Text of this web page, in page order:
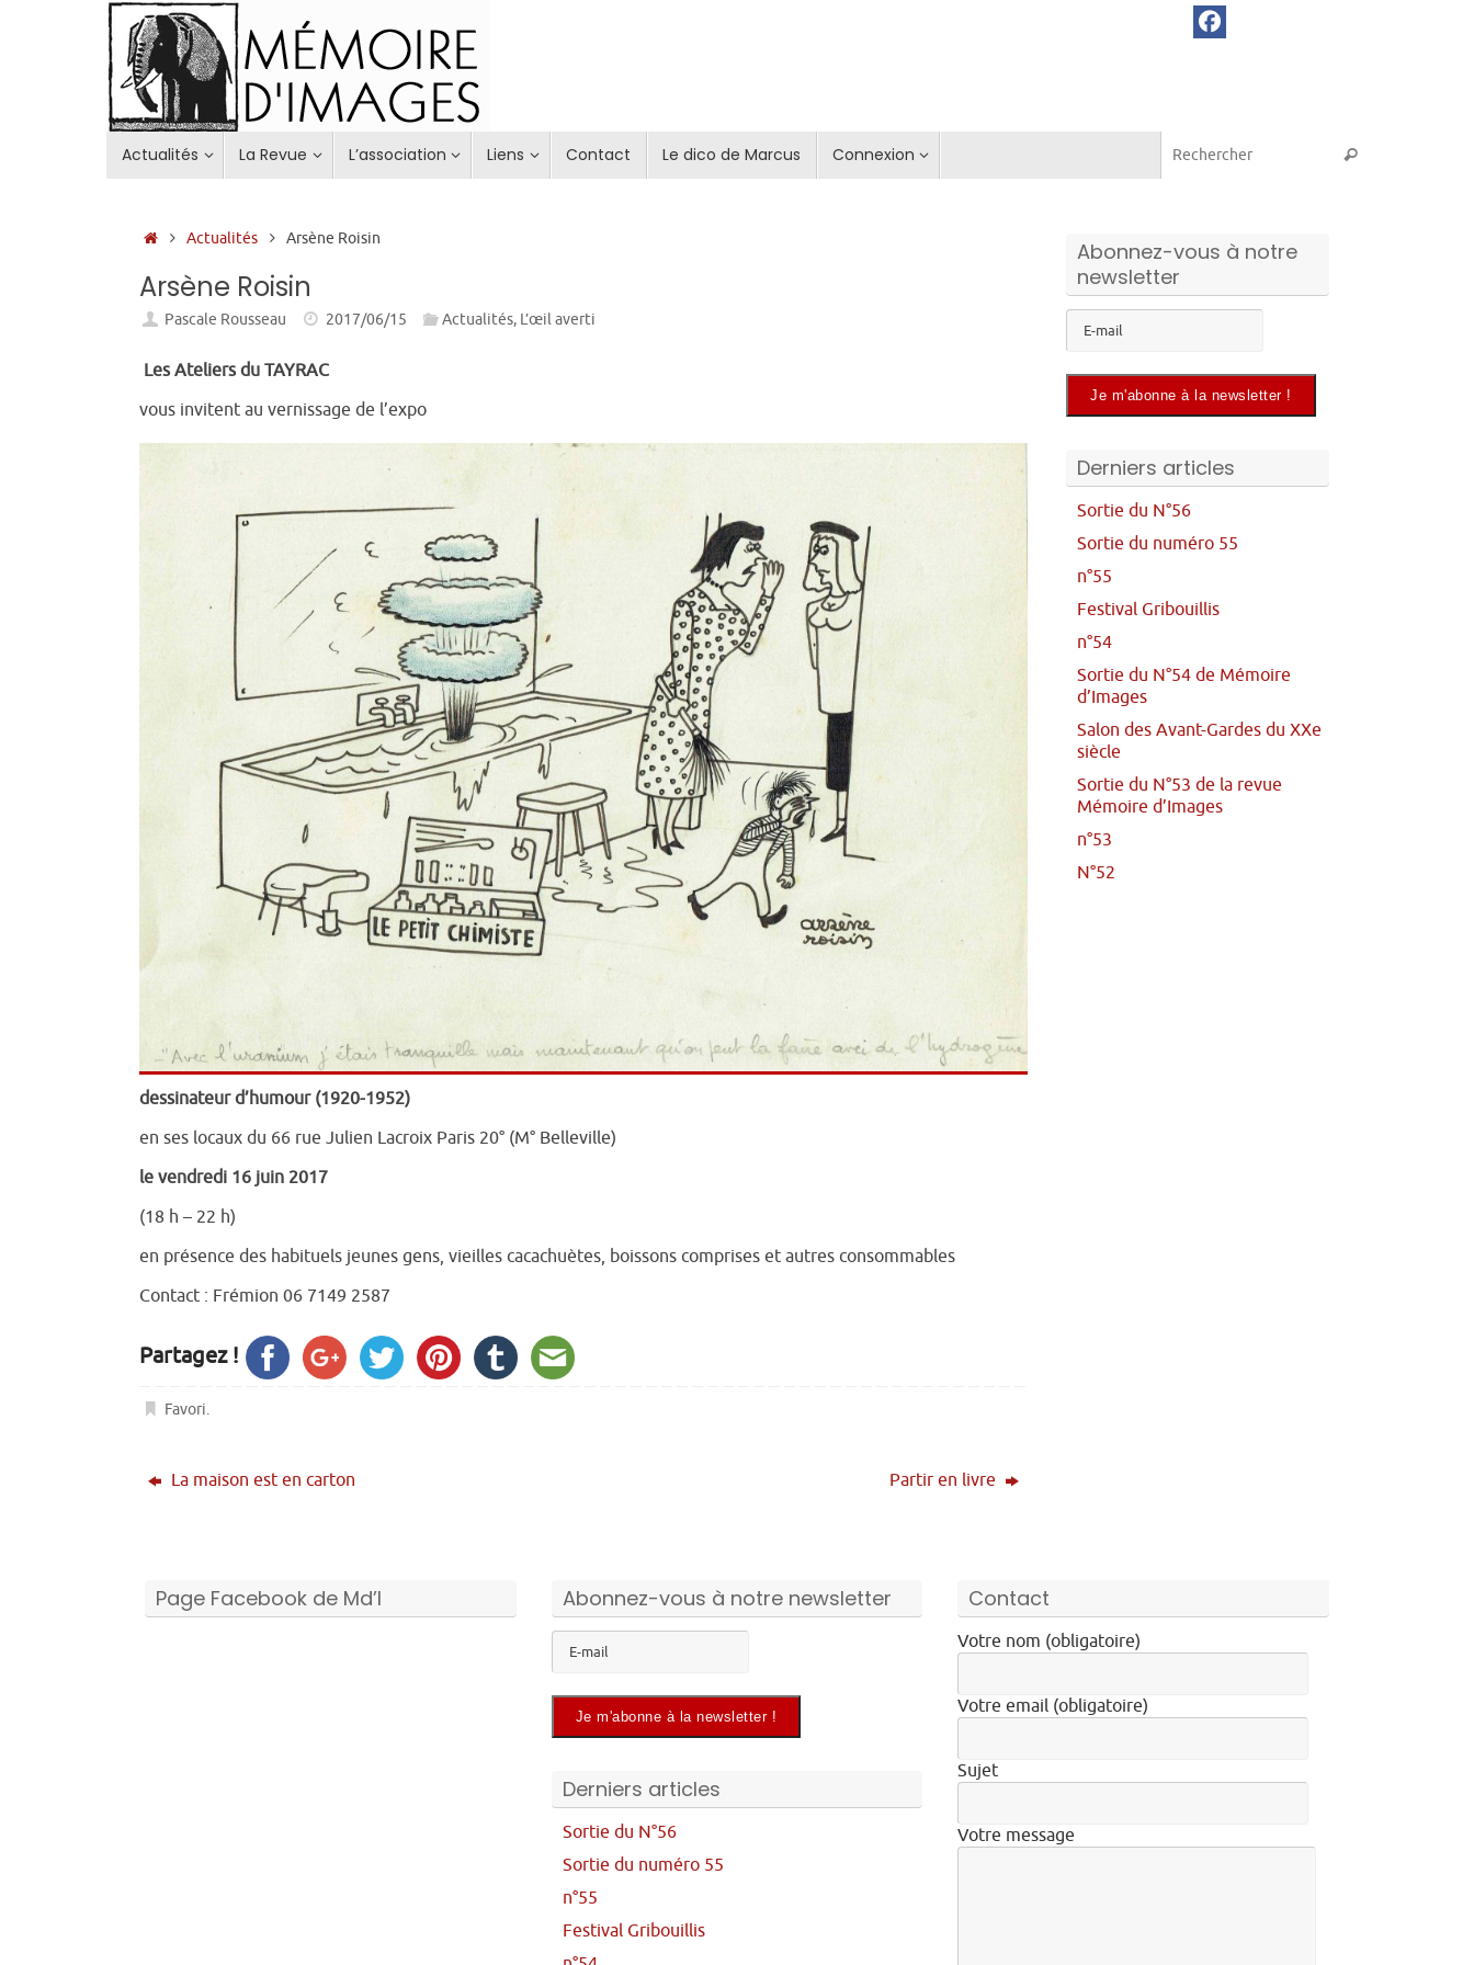
Actualités La Revue L’association Liens Contact Le dico de Marcus Connexion Rechercher
Accueil
Actualités Arsène Roisin
Arsène Roisin
Pascale Rousseau 2017/06/15 Actualités, L’œil averti
Les Ateliers du TAYRAC
vous invitent au vernissage de l’expo
dessinateur d’humour (1920-1952)
en ses locaux du 66 rue Julien Lacroix Paris 20° (M° Belleville)
le vendredi 16 juin 2017
(18 h – 22 h)
en présence des habituels jeunes gens, vieilles cacachuètes, boissons comprises et autres consommables
Contact : Frémion 06 7149 2587
Partagez !
Favori.
La maison est en carton Partir en livre
Abonnez-vous à notre
newsletter
Derniers articles
Sortie du N°56
Sortie du numéro 55
n°55
Festival Gribouillis
n°54
Sortie du N°54 de Mémoire
d’Images
Salon des Avant-Gardes du XXe
siècle
Sortie du N°53 de la revue
Mémoire d’Images
n°53
N°52
Page Facebook de Md’I Abonnez-vous à notre newsletter
Derniers articles
Sortie du N°56
Sortie du numéro 55
n°55
Festival Gribouillis
Contact
Votre nom (obligatoire)
Votre email (obligatoire)
Sujet
Votre message